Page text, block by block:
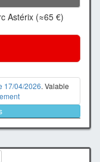
Astérix (≈65 €)
17/04/2026. Valable